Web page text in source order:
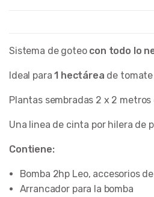
Sistema de goteo con todo lo
Ideal para1 hectárea de
Plantas sembradas 2 x 2
Una linea de cinta por hilera de
Contiene:
Bomba 2hp Leo, accesorios
Arrancador para la bomba